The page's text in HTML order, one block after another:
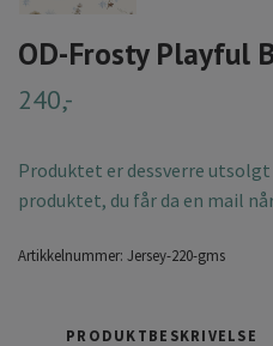
OD-Frosty Playful
240,-
Produktet er dessverre utsolgt
produktet, du får da en mail
Artikkelnummer: Jersey-220-gms
PRODUKTBESKRIVELSE